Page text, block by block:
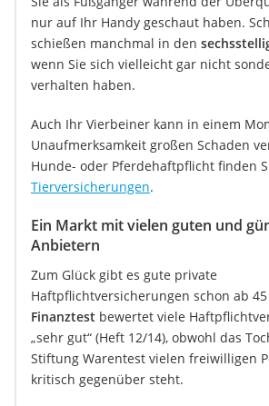
nur auf Ihr Handy geschaut haben.
schießen manchmal in den
wenn Sie sich vielleicht gar nicht
verhalten haben.
Auch Ihr Vierbeiner kann in einem
Unaufmerksamkeit großen Schaden
Hunde- oder Pferdehaftpflicht finden
Tierversicherungen.
Ein Markt mit vielen guten und
Anbietern
Zum Glück gibt es gute private
Haftpflichtversicherungen schon ab 45
Finanztest bewertet viele
„sehr gut“ (Heft 12/14), obwohl das
Stiftung Warentest vielen freiwilligen
kritisch gegenüber steht.